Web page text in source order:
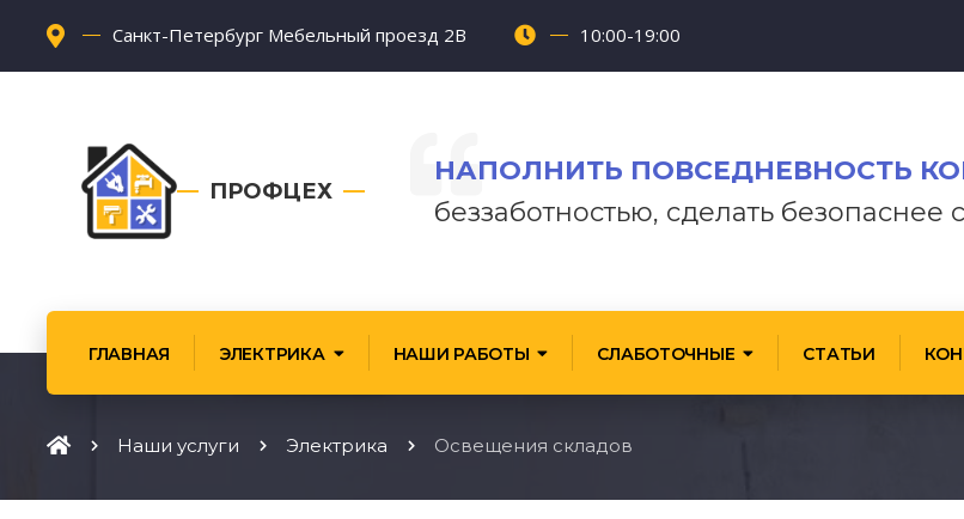
Санкт-Петербург Мебельный проезд 2В 10:00-19:00
ПРОФЦЕХ
НАПОЛНИТЬ ПОВСЕДНЕВНОСТЬ
беззаботностью, сделать безопаснее
ГЛАВНАЯ ЭЛЕКТРИКА НАШИ РАБОТЫ СЛАБОТОЧНЫЕ СТАТЬИ
Наши услуги Электрика Освещения складов